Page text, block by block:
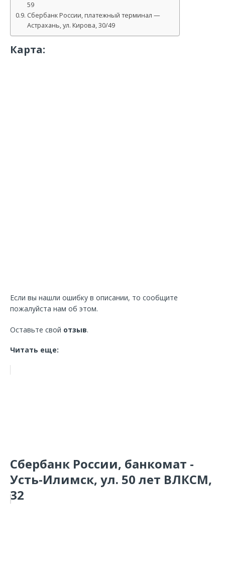
59
Сбербанк России, платежный терминал —
Астрахань, ул. Кирова, 30/49
Карта:
Если вы нашли ошибку в описании, то сообщите
пожалуйста нам об этом.
Оставьте свой отзыв.
Читать еще:
Сбербанк России, банкомат -
Усть-Илимск, ул. 50 лет ВЛКСМ,
32